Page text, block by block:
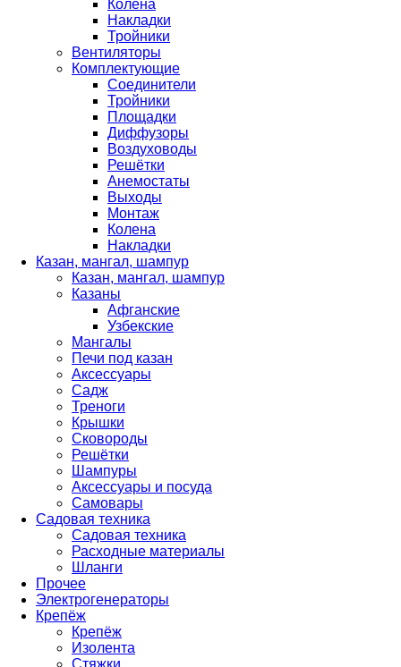
Колена
Накладки
Тройники
Вентиляторы
Комплектующие
Соединители
Тройники
Площадки
Диффузоры
Воздуховоды
Решётки
Анемостаты
Выходы
Монтаж
Колена
Накладки
Казан, мангал, шампур
Казан, мангал, шампур
Казаны
Афганские
Узбекские
Мангалы
Печи под казан
Аксессуары
Садж
Треноги
Крышки
Сковороды
Решётки
Шампуры
Аксессуары и посуда
Самовары
Садовая техника
Садовая техника
Расходные материалы
Шланги
Прочее
Электрогенераторы
Крепёж
Крепёж
Изолента